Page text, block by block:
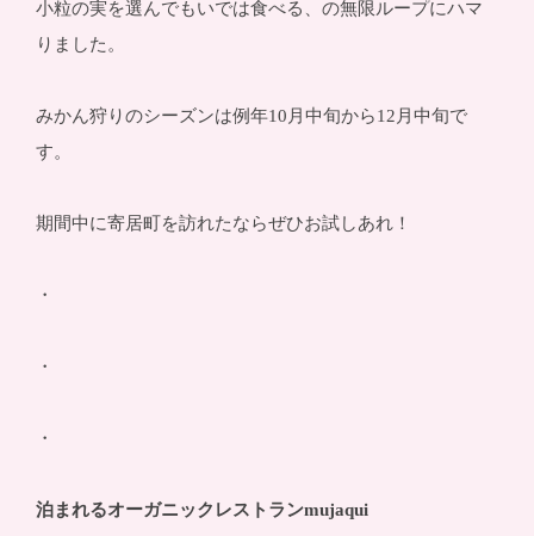
小粒の実を選んでもいでは食べる、の無限ループにハマ
りました。
みかん狩りのシーズンは例年10月中旬から12月中旬で
す。
期間中に寄居町を訪れたならぜひお試しあれ！
・
・
・
泊まれるオーガニックレストランmujaqui